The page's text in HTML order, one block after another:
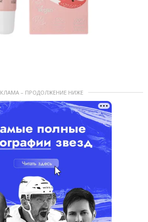
– ПРОДОЛЖЕНИЕ НИЖЕ